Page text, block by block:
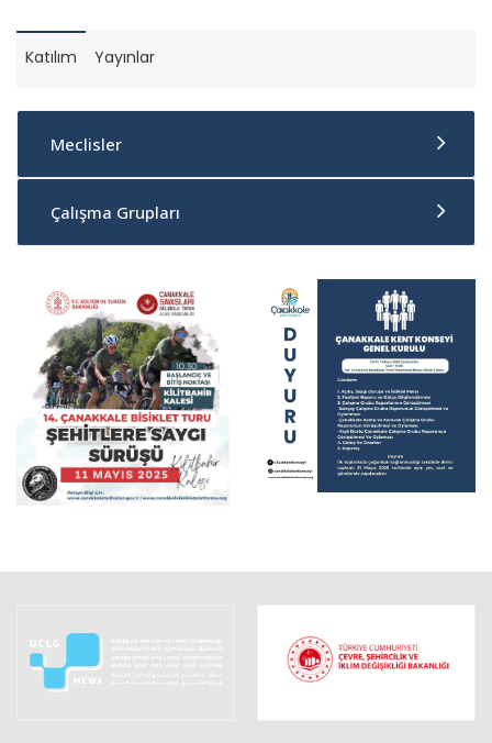
Katılım Yayınlar
Meclisler
Çalışma Grupları